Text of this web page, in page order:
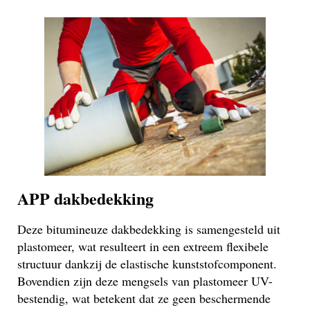
APP dakbedekking
Deze bitumineuze dakbedekking is samengesteld uit
plastomeer, wat resulteert in een extreem flexibele
structuur dankzij de elastische kunststofcomponent.
Bovendien zijn deze mengsels van plastomeer UV-
bestendig, wat betekent dat ze geen beschermende